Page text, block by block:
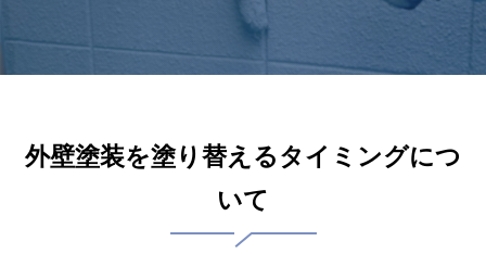
外壁塗装を塗り替えるタイミングにつ
いて